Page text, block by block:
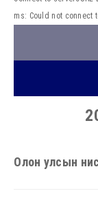
ms: Could not connect
Олон улсын